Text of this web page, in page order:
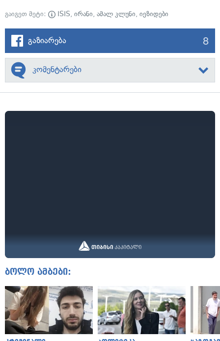
გაიგეთ მეტი: ISIS, ირანი, ამალ კლუნი, იეზიდები
გაზიარება 8
კომენტარები
ბოლო ამბები: